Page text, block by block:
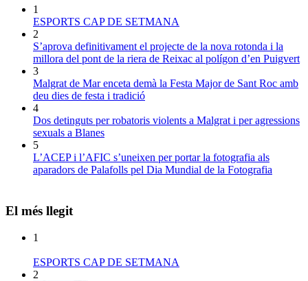
1
ESPORTS CAP DE SETMANA
2
S’aprova definitivament el projecte de la nova rotonda i la
millora del pont de la riera de Reixac al polígon d’en Puigvert
3
Malgrat de Mar enceta demà la Festa Major de Sant Roc amb
deu dies de festa i tradició
4
Dos detinguts per robatoris violents a Malgrat i per agressions
sexuals a Blanes
5
L’ACEP i l’AFIC s’uneixen per portar la fotografia als
aparadors de Palafolls pel Dia Mundial de la Fotografia
El més llegit
1
ESPORTS CAP DE SETMANA
2